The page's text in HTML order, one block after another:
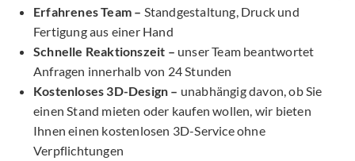
Erfahrenes Team – Standgestaltung, Druck und
Fertigung aus einer Hand
Schnelle Reaktionszeit – unser Team beantwortet
Anfragen innerhalb von 24 Stunden
Kostenloses 3D-Design – unabhängig davon, ob Sie
einen Stand mieten oder kaufen wollen, wir bieten
Ihnen einen kostenlosen 3D-Service ohne
Verpflichtungen